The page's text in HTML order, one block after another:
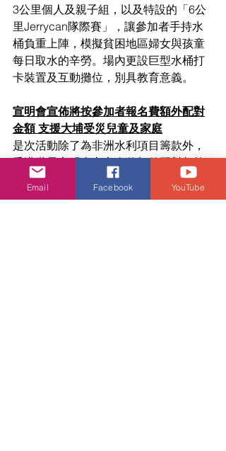
3公里個人及親子組，以及特設的「6公
里Jerrycan隊際賽」，讓參加者手持水
桶負重上陣，模擬貧困地區婦女與孩童
每日取水的辛勞。場內更設巨型水桶打
卡裝置及互動攤位，別具教育意義。
宣明會宣佈將按參加者報名費額外配對
金額 支援大埔受災兒童及家庭
是次活動除了為非洲水利項目籌款外，
香港世界宣明會亦宣布將額外配對相等
於所有參加者報名費的同等金額，用作
支援大埔受災兒童及家庭。場內更特設
Email Facebook YouTube